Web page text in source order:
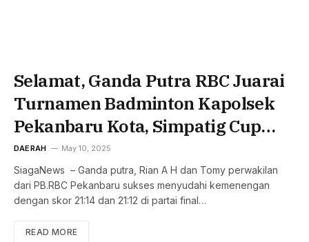
Selamat, Ganda Putra RBC Juarai
Turnamen Badminton Kapolsek
Pekanbaru Kota, Simpatig Cup
2025
DAERAH May 10, 2025
SiagaNews – Ganda putra, Rian A H dan Tomy perwakilan
dari PB.RBC Pekanbaru sukses menyudahi kemenengan
dengan skor 21:14 dan 21:12 di partai final…
READ MORE